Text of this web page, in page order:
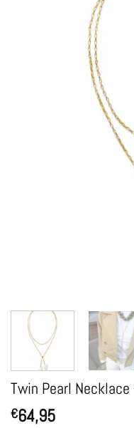
Twin Pearl
€64,95